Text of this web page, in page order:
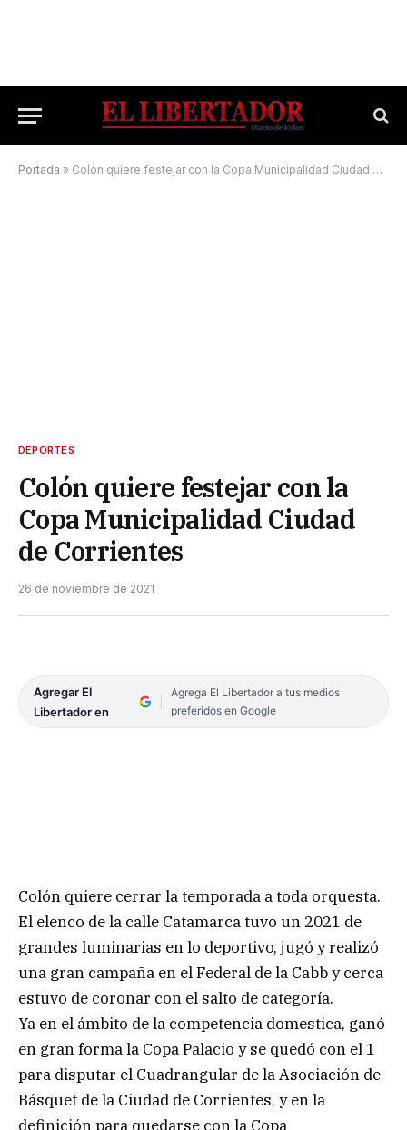
Portada » Colón quiere festejar con la Copa Municipalidad Ciudad de Corrientes
DEPORTES
Colón quiere festejar con la
Copa Municipalidad Ciudad
de Corrientes
26 de noviembre de 2021
Agregar El
Libertador en
Agrega El Libertador a tus medios
preferidos en Google
Colón quiere cerrar la temporada a toda orquesta.
El elenco de la calle Catamarca tuvo un 2021 de
grandes luminarias en lo deportivo, jugó y realizó
una gran campaña en el Federal de la Cabb y cerca
estuvo de coronar con el salto de categoría.
Ya en el ámbito de la competencia domestica, ganó
en gran forma la Copa Palacio y se quedó con el 1
para disputar el Cuadrangular de la Asociación de
Básquet de la Ciudad de Corrientes, y en la
definición para quedarse con la Copa